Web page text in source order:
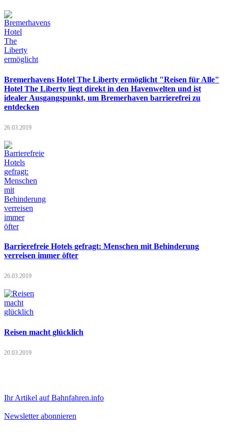
Bremerhavens Hotel The Liberty ermöglicht "Reisen für Alle"
Hotel The Liberty liegt direkt in den Havenwelten und ist
idealer Ausgangspunkt, um Bremerhaven barrierefrei zu
entdecken
26.03.2019
Barrierefreie Hotels gefragt: Menschen mit Behinderung
verreisen immer öfter
26.03.2019
Reisen macht glücklich
20.03.2019
Ihr Artikel auf Bahnfahren.info
Newsletter abonnieren